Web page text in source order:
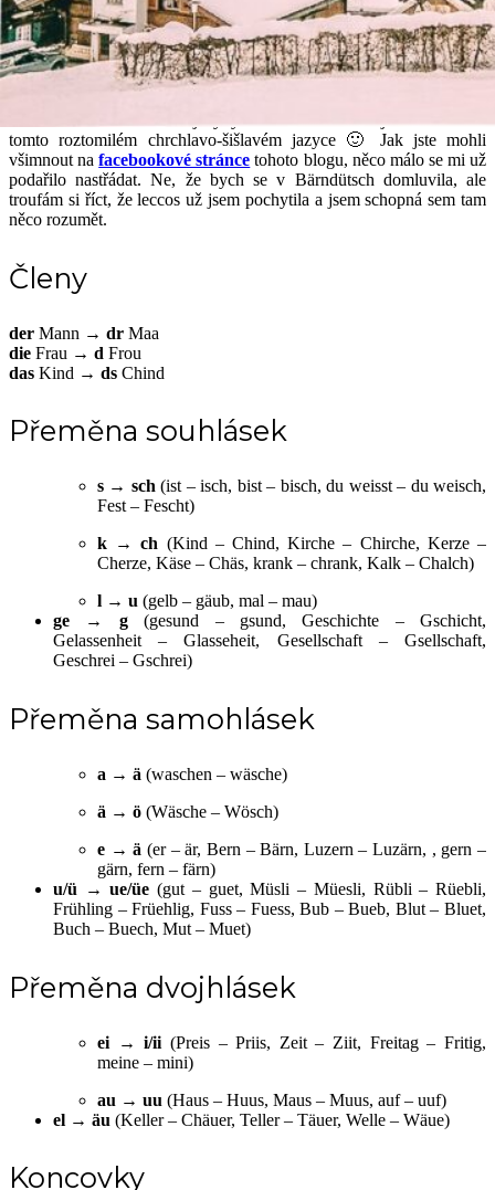
někomu pomůže v začátcích pobytu tady, aby se necítil tak
„ztracený v překladu“, jako jsme byli ze začátku my. Pojďte tedy se
mnou proniknout do tajů krásné Bärndütsch…
tomto roztomilém chrchlavo-šišlavém jazyce 🙂 Jak jste mohli
všimnout nafacebookové stránce tohoto blogu, něco málo se mi už
podařilo nastřádat. Ne, že bych se v Bärndütsch domluvila, ale
troufám si říct, že leccos už jsem pochytila a jsem schopná sem tam
něco rozumět.
Členy
der Mann → dr Maa
die Frau → d Frou
das Kind → ds Chind
Přeměna souhlásek
s → sch(ist – isch, bist – bisch, du weisst – du weisch,
Fest – Fescht)
k → ch (Kind – Chind, Kirche – Chirche, Kerze –
Cherze, Käse – Chäs, krank – chrank, Kalk – Chalch)
l → u (gelb – gäub, mal – mau)
ge → g(gesund – gsund, Geschichte – Gschicht,
Gelassenheit – Glasseheit, Gesellschaft – Gsellschaft,
Geschrei – Gschrei)
Přeměna samohlásek
a → ä (waschen – wäsche)
ä → ö (Wäsche – Wösch)
e → ä (er – är, Bern – Bärn, Luzern – Luzärn, , gern –
gärn, fern – färn)
u/ü → ue/üe (gut – guet, Müsli – Müesli, Rübli – Rüebli,
Frühling – Früehlig, Fuss – Fuess, Bub – Bueb, Blut – Bluet,
Buch – Buech, Mut – Muet)
Přeměna dvojhlásek
ei → i/ii (Preis – Priis, Zeit – Ziit, Freitag – Fritig,
meine – mini)
au → uu (Haus – Huus, Maus – Muus, auf – uuf)
el → äu (Keller – Chäuer, Teller – Täuer, Welle – Wäue)
Koncovky